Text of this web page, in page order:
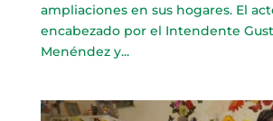
ampliaciones en sus hogares. El
encabezado por el Intendente
Menéndez y...